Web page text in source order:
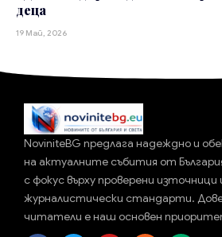
деца
19 Май, 2026
NoviniteBG предлага надеждно и
на актуалните събития от
с фокус върху проверени източници
журналистически стандарти.
читатели е наш основен